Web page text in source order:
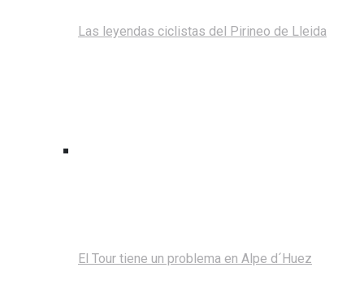
Las leyendas ciclistas del Pirineo de Lleida
El Tour tiene un problema en Alpe d´Huez